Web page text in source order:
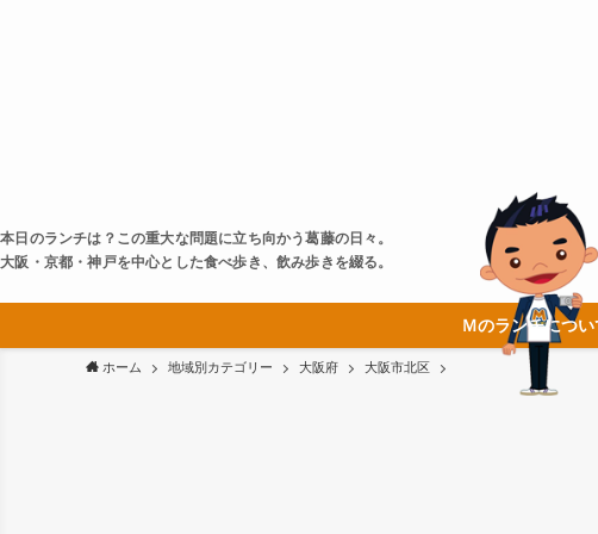
本日のランチは？この重大な問題に立ち向かう葛藤の日々。
大阪・京都・神戸を中心とした食べ歩き、飲み歩きを綴る。
Ｍのランチについ
ホーム 地域別カテゴリー 大阪府 大阪市北区